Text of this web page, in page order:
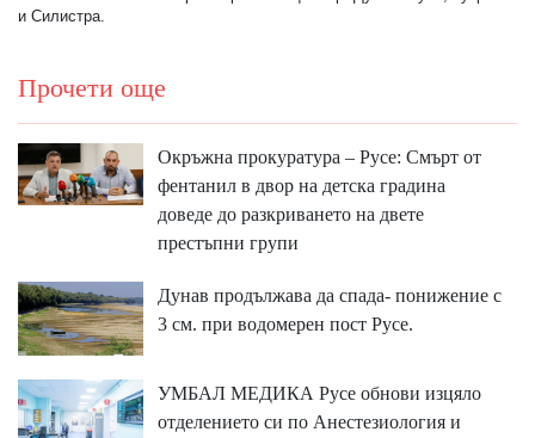
и Силистра.
Прочети още
Окръжна прокуратура – Русе: Смърт от
фентанил в двор на детска градина
доведе до разкриването на двете
престъпни групи
Дунав продължава да спада- понижение с
3 см. при водомерен пост Русе.
УМБАЛ МЕДИКА Русе обнови изцяло
отделението си по Анестезиология и